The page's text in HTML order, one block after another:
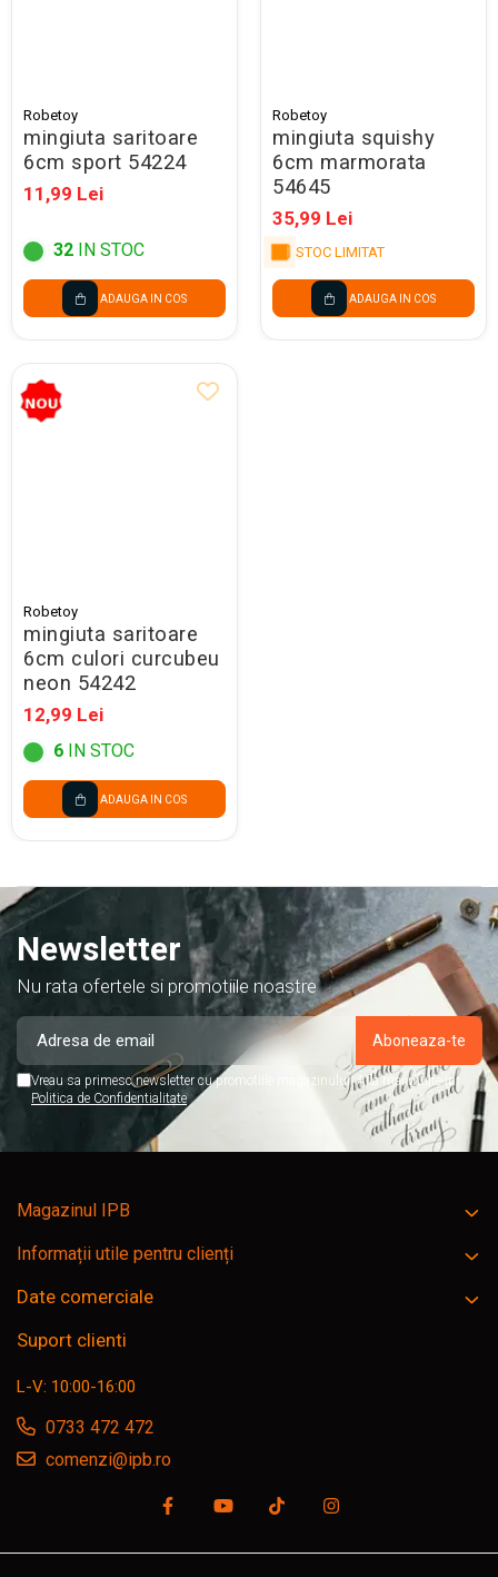
Robetoy
mingiuta saritoare
6cm sport 54224
11,99 Lei
32 IN STOC
ADAUGA IN COS
Robetoy
mingiuta squishy
6cm marmorata
54645
35,99 Lei
STOC LIMITAT
ADAUGA IN COS
Robetoy
mingiuta saritoare
6cm culori curcubeu
neon 54242
12,99 Lei
6 IN STOC
ADAUGA IN COS
Newsletter
Nu rata ofertele si promotiile noastre
Vreau sa primesc newsletter cu promotiile magazinului. Afla mai multe in
Politica de Confidentialitate
Magazinul IPB
Informații utile pentru clienți
Date comerciale
Suport clienti
L-V: 10:00-16:00
0733 472 472
comenzi@ipb.ro